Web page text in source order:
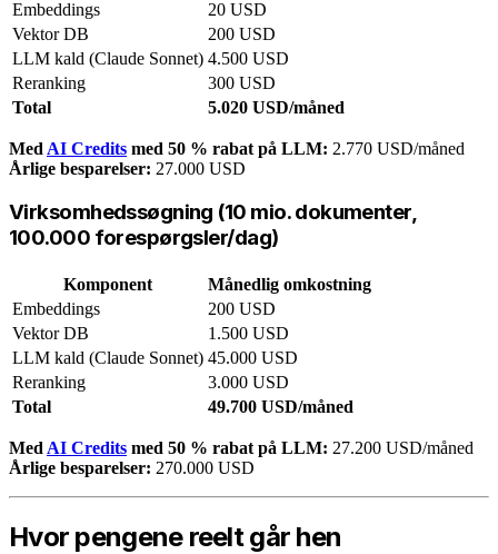
Embeddings
20 USD
Vektor DB
200 USD
LLM kald (Claude Sonnet) 4.500 USD
Reranking
300 USD
Total
5.020 USD/måned
Med AI Credits med 50 % rabat på LLM: 2.770 USD/måned
Årlige besparelser: 27.000 USD
Virksomhedssøgning (10 mio. dokumenter,
100.000 forespørgsler/dag)
Komponent
Månedlig omkostning
Embeddings
200 USD
Vektor DB
1.500 USD
LLM kald (Claude Sonnet) 45.000 USD
Reranking
3.000 USD
Total
49.700 USD/måned
Med AI Credits med 50 % rabat på LLM: 27.200 USD/måned
Årlige besparelser: 270.000 USD
Hvor pengene reelt går hen